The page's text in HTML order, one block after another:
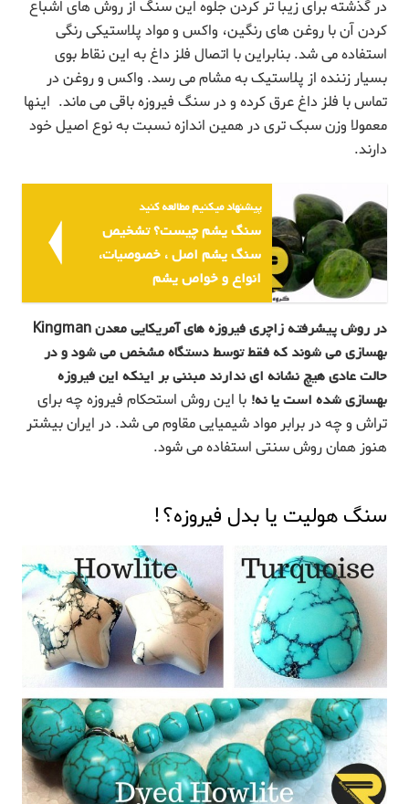
در گذشته برای زیبا تر کردن جلوه این سنگ از روش های اشباع
کردن آن با روغن های رنگین، واکس و مواد پلاستیکی رنگی
استفاده می شد. بنابراین با اتصال فلز داغ به این نقاط بوی
بسیار زننده از پلاستیک به مشام می رسد. واکس و روغن در
تماس با فلز داغ عرق کرده و در سنگ فیروزه باقی می ماند. اینها
معمولا وزن سبک تری در همین اندازه نسبت به نوع اصیل خود
دارند.
پیشنهاد میکنیم مطالعه کنید
سنگ یشم چیست؟ تشخیص
سنگ یشم اصل ، خصوصیات،
انواع و خواص یشم
در روش پیشرفته زاچری فیروزه های آمریکایی معدن Kingman
بهسازی می شوند که فقط توسط دستگاه مشخص می شود و در
حالت عادی هیچ نشانه ای ندارند مبننی بر اینکه این فیروزه
بهسازی شده است یا نه! با این روش استحکام فیروزه چه برای
تراش و چه در برابر مواد شیمیایی مقاوم می شد. در ایران بیشتر
هنوز همان روش سنتی استفاده می شود.
سنگ هولیت یا بدل فیروزه؟!